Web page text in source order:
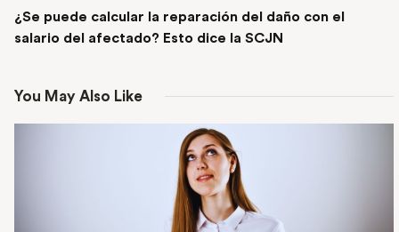
¿Se puede calcular la reparación del daño con el
salario del afectado? Esto dice la SCJN
You May Also Like